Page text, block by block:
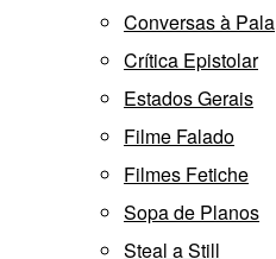
Conversas à Pala
Crítica Epistolar
Estados Gerais
Filme Falado
Filmes Fetiche
Sopa de Planos
Steal a Still